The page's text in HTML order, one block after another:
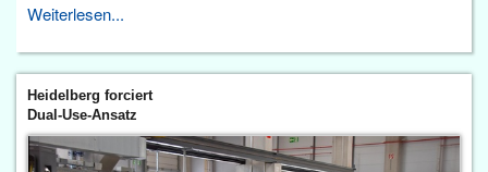
Weiterlesen...
Heidelberg forciert
Dual-Use-Ansatz